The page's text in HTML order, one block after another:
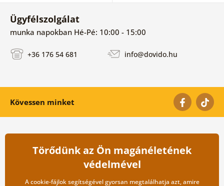
Ügyfélszolgálat
munka napokban Hé-Pé: 10:00 - 15:00
+36 176 54 681 info@dovido.hu
Kövessen minket
Vásárlási feltételek
Vissza küldés esetében
Rólunk
Gyakori kérdések
Kapcsolat
Törődünk az Ön magánéletének
védelmével
A cookie-fájlok segítségével gyorsan megtalálhatja azt, amire